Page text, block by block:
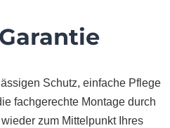
Schutz, einfache Pflege
fachgerechte Montage durch
zum Mittelpunkt Ihres